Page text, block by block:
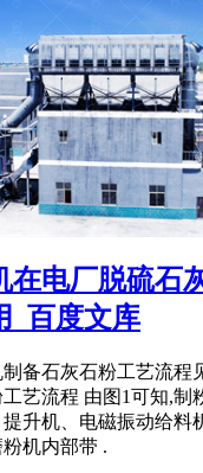
在电厂脱硫石
_百度文库
备石灰石粉工艺流程
艺流程 由图1可知,制
升机、电磁振动给料
机内部带 .